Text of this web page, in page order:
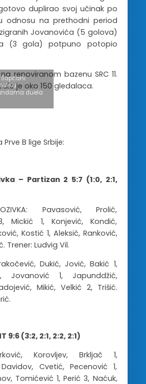
duplirao svoj učinak po
odnosu na prethodni period
Jovanovića (5 golova)
(3 gola) potpuno potopio
renoviranom bazenu SRC 11.
je oko 150 gledalaca.
Šapčani
u
duela
Prve B lige Srbije:
– Partizan 2 5:7 (1:0, 2:1,
Pavasović, Prolić,
Mickić 1, Konjević, Kondić,
Kostić 1, Aleksić, Ranković,
Trener: Ludvig Vil.
Dukić, Jović, Bakić 1,
Jovanović 1, Japunddžić,
Mikić, Velkić 2, Trišić.
9:6 (3:2, 2:1, 2:2, 2:1)
Korovljev, Brkljač 1,
Cvetić, Pecenović 1,
Tomićević 1, Perić 3, Naćuk,